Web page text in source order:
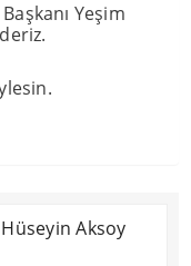
Yeşim
Aksoy